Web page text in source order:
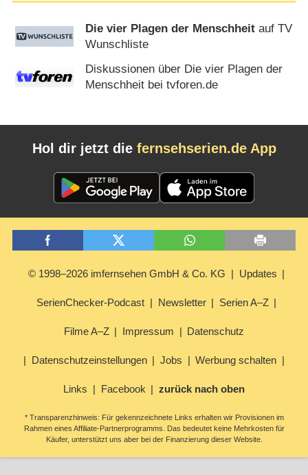
Die vier Plagen der Menschheit auf TV
Wunschliste
Diskussionen über Die vier Plagen der
Menschheit bei tvforen.de
Hol dir jetzt die fernsehserien.de App
© 1998–2026 imfernsehen GmbH & Co. KG Updates
SerienChecker-Podcast Newsletter Serien A–Z
Filme A–Z Impressum Datenschutz
Datenschutzeinstellungen Jobs Werbung schalten
Links Facebook zurück nach oben
* Transparenzhinweis: Für gekennzeichnete Links erhalten wir Provisionen im
Rahmen eines Affiliate-Partnerprogramms. Das bedeutet keine Mehrkosten für
Käufer, unterstützt uns aber bei der Finanzierung dieser Website.